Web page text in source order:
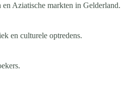
Aziatische markten in Gelderland.
en culturele optredens.